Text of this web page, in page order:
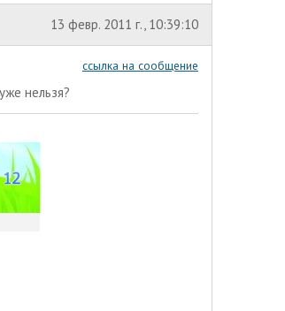
13 февр. 2011 г., 10:39:10
ссылка на сообщение
нельзя?